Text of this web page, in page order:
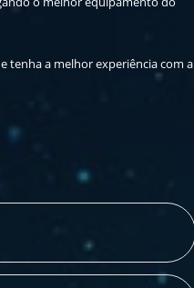
tenha a melhor experiência com a